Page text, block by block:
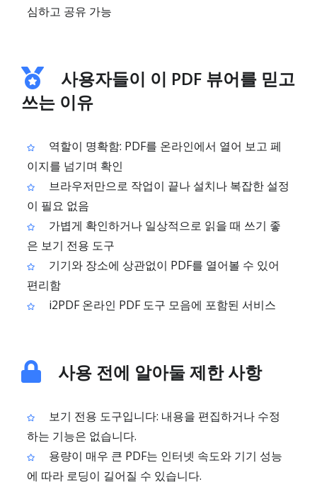
심하고 공유 가능
사용자들이 이 PDF 뷰어를 믿고
쓰는 이유
역할이 명확함: PDF를 온라인에서 열어 보고 페
이지를 넘기며 확인
브라우저만으로 작업이 끝나 설치나 복잡한 설정
이 필요 없음
가볍게 확인하거나 일상적으로 읽을 때 쓰기 좋
은 보기 전용 도구
기기와 장소에 상관없이 PDF를 열어볼 수 있어
편리함
i2PDF 온라인 PDF 도구 모음에 포함된 서비스
사용 전에 알아둘 제한 사항
보기 전용 도구입니다: 내용을 편집하거나 수정
하는 기능은 없습니다.
용량이 매우 큰 PDF는 인터넷 속도와 기기 성능
에 따라 로딩이 길어질 수 있습니다.